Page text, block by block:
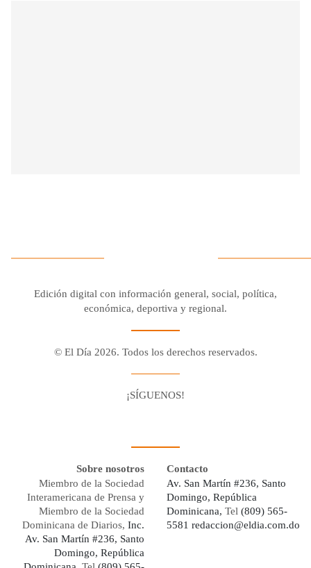
Edición digital con información general, social, política,
económica, deportiva y regional.
© El Día 2026. Todos los derechos reservados.
¡SÍGUENOS!
Sobre nosotros
Miembro de la Sociedad
Interamericana de Prensa y
Miembro de la Sociedad
Dominicana de Diarios, Inc.
Av. San Martín #236, Santo
Domingo, República
Contacto
Av. San Martín #236, Santo
Domingo, República
Dominicana, Tel (809) 565-
5581 redaccion@eldia.com.do